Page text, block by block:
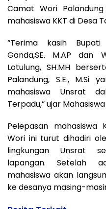
Camat Wori
mahasiswa KKT di Desa
“Terima kasih
Ganda,SE. M.AP dan
Lotulung, SH.MH
Palandung, S.E., M.Si
mahasiswa Unsrat
Terpadu,” ujar
Pelepasan mahasiswa
Wori ini turut dihadiri
lingkungan Unsrat
lapangan. Setelah
mahasiswa akan
ke desanya masing-